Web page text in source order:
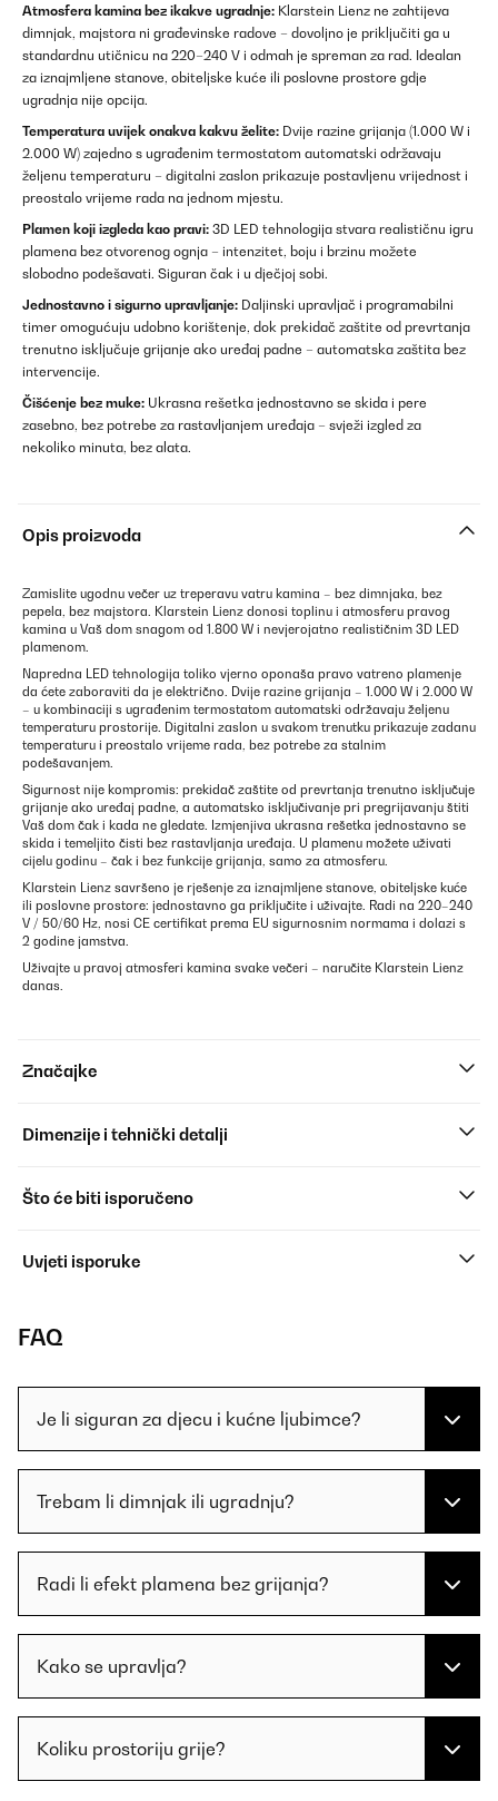
Atmosfera kamina bez ikakve ugradnje: Klarstein Lienz ne zahtijeva
dimnjak, majstora ni građevinske radove – dovoljno je priključiti ga u
standardnu utičnicu na 220–240 V i odmah je spreman za rad. Idealan
za iznajmljene stanove, obiteljske kuće ili poslovne prostore gdje
ugradnja nije opcija.
Temperatura uvijek onakva kakvu želite: Dvije razine grijanja (1.000 W i
2.000 W) zajedno s ugrađenim termostatom automatski održavaju
željenu temperaturu – digitalni zaslon prikazuje postavljenu vrijednost i
preostalo vrijeme rada na jednom mjestu.
Plamen koji izgleda kao pravi: 3D LED tehnologija stvara realističnu igru
plamena bez otvorenog ognja – intenzitet, boju i brzinu možete
slobodno podešavati. Siguran čak i u dječjoj sobi.
Jednostavno i sigurno upravljanje: Daljinski upravljač i programabilni
timer omogućuju udobno korištenje, dok prekidač zaštite od prevrtanja
trenutno isključuje grijanje ako uređaj padne – automatska zaštita bez
intervencije.
Čišćenje bez muke: Ukrasna rešetka jednostavno se skida i pere
zasebno, bez potrebe za rastavljanjem uređaja – svježi izgled za
nekoliko minuta, bez alata.
Opis proizvoda
Zamislite ugodnu večer uz treperavu vatru kamina – bez dimnjaka, bez
pepela, bez majstora. Klarstein Lienz donosi toplinu i atmosferu pravog
kamina u Vaš dom snagom od 1.800 W i nevjerojatno realističnim 3D LED
plamenom.
Napredna LED tehnologija toliko vjerno oponaša pravo vatreno plamenje
da ćete zaboraviti da je električno. Dvije razine grijanja – 1.000 W i 2.000 W
– u kombinaciji s ugrađenim termostatom automatski održavaju željenu
temperaturu prostorije. Digitalni zaslon u svakom trenutku prikazuje zadanu
temperaturu i preostalo vrijeme rada, bez potrebe za stalnim
podešavanjem.
Sigurnost nije kompromis: prekidač zaštite od prevrtanja trenutno isključuje
grijanje ako uređaj padne, a automatsko isključivanje pri pregrijavanju štiti
Vaš dom čak i kada ne gledate. Izmjenjiva ukrasna rešetka jednostavno se
skida i temeljito čisti bez rastavljanja uređaja. U plamenu možete uživati
cijelu godinu – čak i bez funkcije grijanja, samo za atmosferu.
Klarstein Lienz savršeno je rješenje za iznajmljene stanove, obiteljske kuće
ili poslovne prostore: jednostavno ga priključite i uživajte. Radi na 220–240
V / 50/60 Hz, nosi CE certifikat prema EU sigurnosnim normama i dolazi s
2 godine jamstva.
Uživajte u pravoj atmosferi kamina svake večeri – naručite Klarstein Lienz
danas.
Značajke
Dimenzije i tehnički detalji
Što će biti isporučeno
Uvjeti isporuke
FAQ
Je li siguran za djecu i kućne ljubimce?
Trebam li dimnjak ili ugradnju?
Radi li efekt plamena bez grijanja?
Kako se upravlja?
Koliku prostoriju grije?